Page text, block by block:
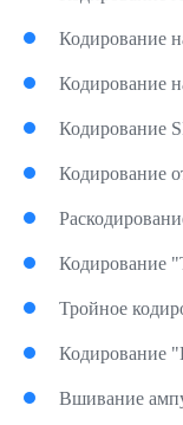
Кодирование
Кодирование
Кодирование
Кодирование
Кодирование
Тройное
Кодирование
Вшивание